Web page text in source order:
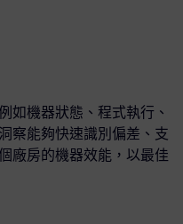
如機器狀態、程式執行、
察能夠快速識別偏差、支
廠房的機器效能，以最佳